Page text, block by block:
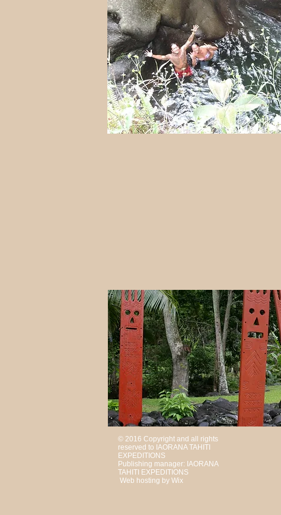
© 2016 Copyright and all rights
reserved to IAORANA TAHITI
EXPEDITIONS
Publishing manager: IAORANA
TAHITI EXPEDITIONS
Web hosting by Wix